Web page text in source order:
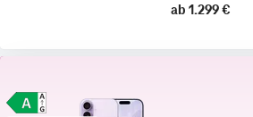
ab 1.299 €